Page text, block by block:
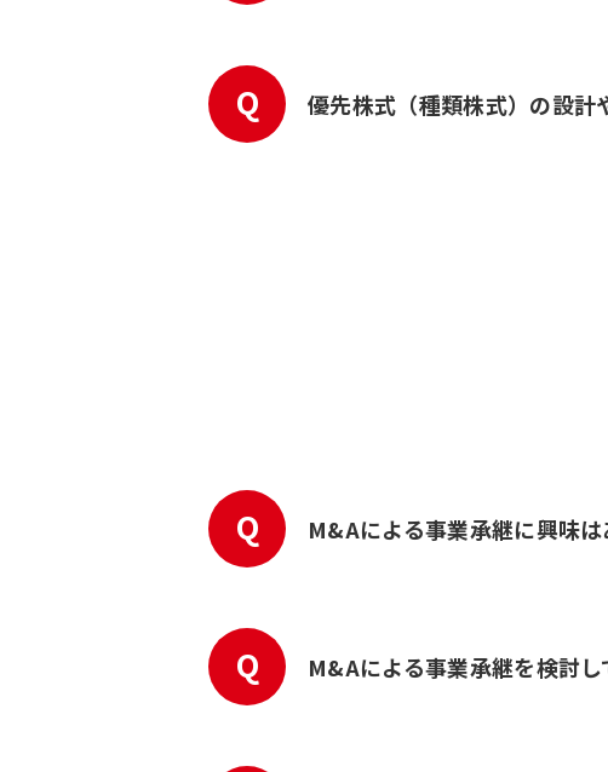
Q 優先株式（種類株式）の設計
Q M&Aによる事業承継に興味
Q M&Aによる事業承継を検討